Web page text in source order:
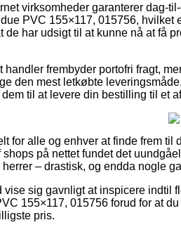
virksomheder garanterer dag-
PVC 155×117, 015756, hvilket
har udsigt til at kunne nå at få
frembyder portofri fragt,
den mest letkøbte
til at levere din bestilling til et
for alle og enhver at finde frem
shops på nettet fundet det
herrer – drastisk, og endda nogle
vise sig gavnligt at inspicere indtil
155×117, 015756 forud for at
pris.